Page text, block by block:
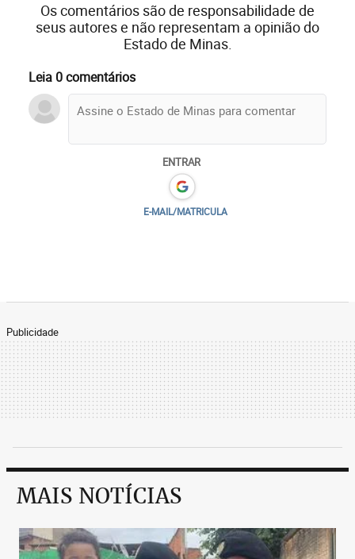
Os comentários são de responsabilidade de
seus autores e não representam a opinião do
Estado de Minas.
Leia 0 comentários
ENTRAR
E-MAIL/MATRICULA
Publicidade
MAIS NOTÍCIAS